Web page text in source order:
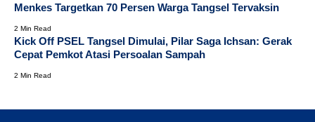
Menkes Targetkan 70 Persen Warga Tangsel Tervaksin
2 Min Read
Kick Off PSEL Tangsel Dimulai, Pilar Saga Ichsan: Gerak
Cepat Pemkot Atasi Persoalan Sampah
2 Min Read